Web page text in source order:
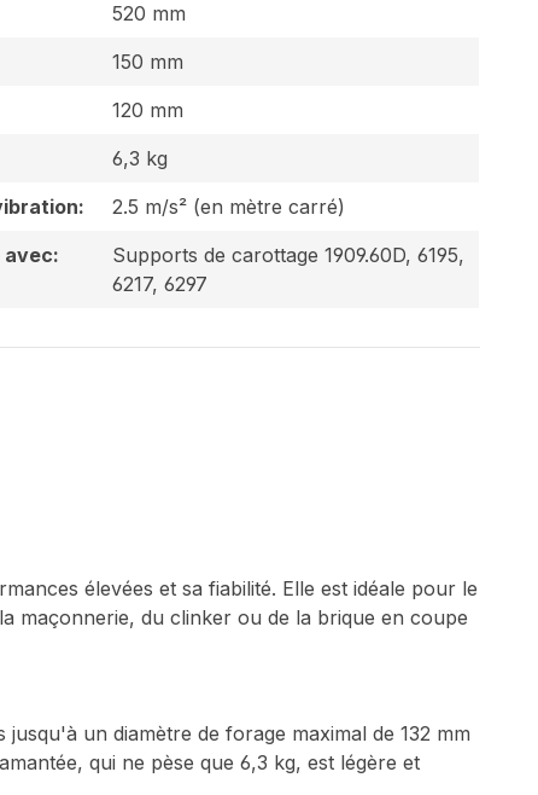
520 mm
150 mm
120 mm
6,3 kg
2.5 m/s² (en mètre carré)
avec:
Supports de carottage 1909.60D, 6195,
6217, 6297
élevées et sa fiabilité. Elle est idéale pour le
maçonnerie, du clinker ou de la brique en coupe
un diamètre de forage maximal de 132 mm
qui ne pèse que 6,3 kg, est légère et